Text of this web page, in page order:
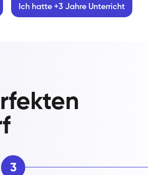
Ich hatte +3 Jahre Unterricht
3